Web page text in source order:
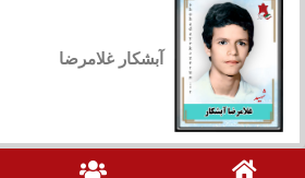
آبشکار غلامرضا